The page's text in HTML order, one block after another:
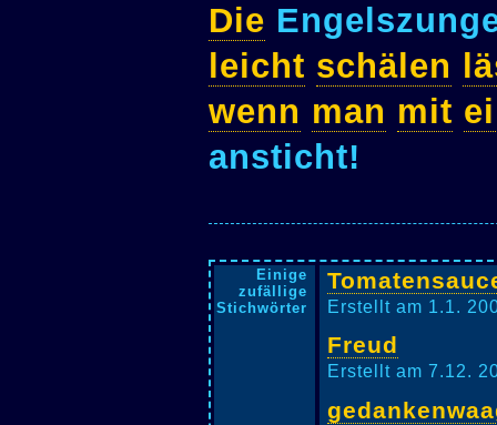
Die
leicht schälen
wenn man mit
ansticht!
Einige
zufällige
Stichwörter
Erstellt am 1.1.
Freud
Erstellt am 7.12.